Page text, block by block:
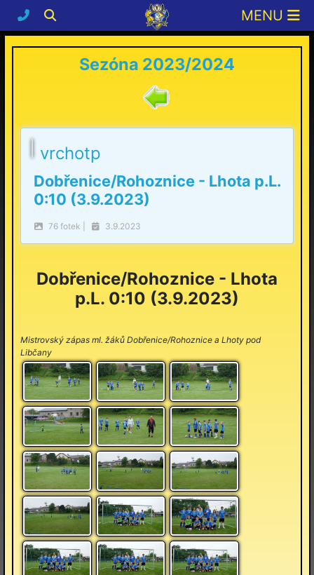
Sezóna 2023/2024
vrchotp
Dobřenice/Rohoznice - Lhota p.L.
0:10 (3.9.2023)
76 fotek | 3.9.2023
Dobřenice/Rohoznice - Lhota
p.L. 0:10 (3.9.2023)
Mistrovský zápas ml. žáků Dobřenice/Rohoznice a Lhoty pod
Libčany